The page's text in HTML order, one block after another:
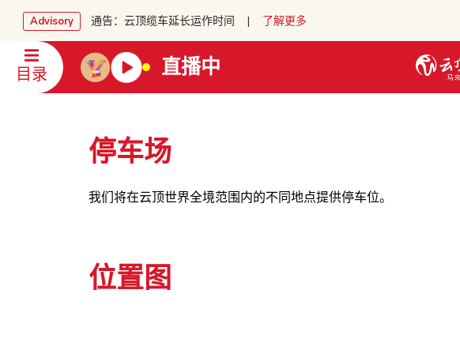
Advisory 通告：云顶缆车延长运作时间 | 了解更多
目录 直播中
停车场
我们将在云顶世界全境范围内的不同地点提供停车位。
位置图